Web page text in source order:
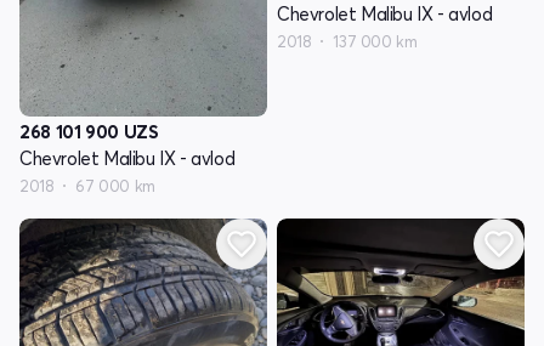
268 101 900 UZS
Chevrolet Malibu IX - avlod
2018 67 000 km
Chevrolet Malibu IX - avlod
2018 137 000 km